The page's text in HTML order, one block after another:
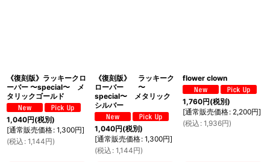
《復刻版》ラッキークロ
ーバー 〜special〜 メ
タリックゴールド
1,040円(税別)
[通常販売価格: 1,300円]
(税込 : 1,144円)
《復刻版》 ラッキーク
ローバー 〜
special〜 メタリック
シルバー
1,040円(税別)
[通常販売価格: 1,300円]
(税込 : 1,144円)
flower clown
1,760円(税別)
[通常販売価格: 2,200円]
(税込 : 1,936円)